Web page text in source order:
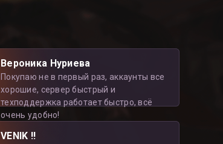
Вероника Нуриева
Покупаю не в первый раз, аккаунты все
хорошие, сервер быстрый и
техподдержка работает быстро, всё
очень удобно!
VENIK !!